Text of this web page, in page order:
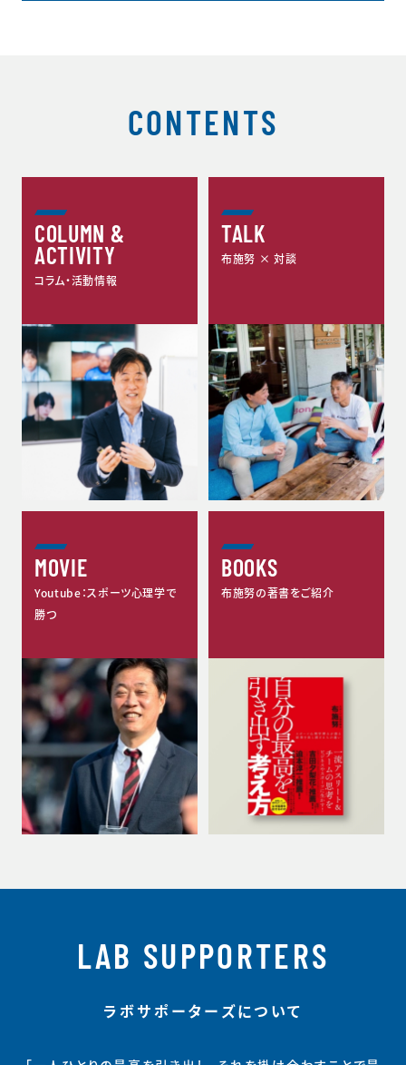
CONTENTS
COLUMN &
ACTIVITY
コラム・活動情報
TALK
布施努 × 対談
MOVIE
Youtube：スポーツ心理学で
勝つ
BOOKS
布施努の著書をご紹介
LAB SUPPORTERS
ラボサポーターズについて